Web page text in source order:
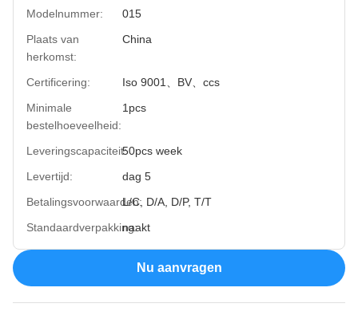
Modelnummer:
015
Plaats van
herkomst:
China
Certificering:
Iso 9001、BV、ccs
Minimale
bestelhoeveelheid:
1pcs
Leveringscapaciteit:50pcs week
Levertijd:
dag 5
Betalingsvoorwaarden:L/C, D/A, D/P, T/T
Standaardverpakking:naakt
Nu aanvragen